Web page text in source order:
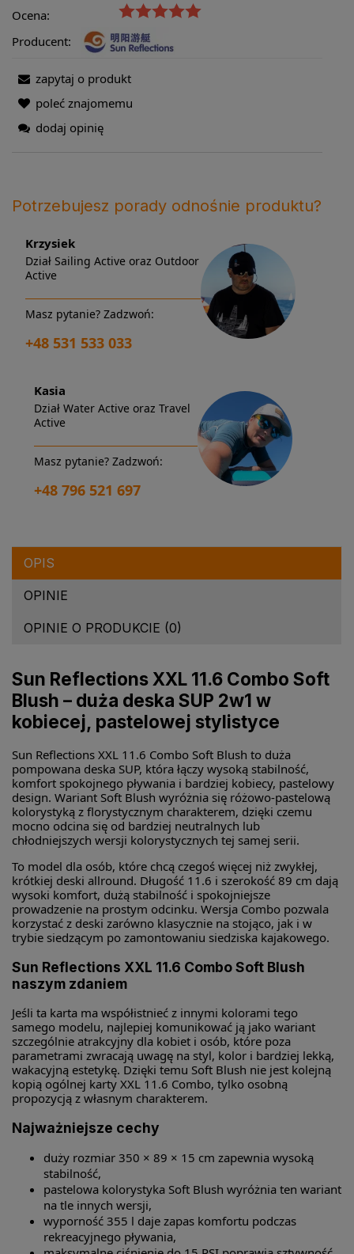
Ocena:
Producent:
zapytaj o produkt
poleć znajomemu
dodaj opinię
Potrzebujesz porady odnośnie produktu?
Krzysiek
Dział Sailing Active oraz Outdoor
Active
Masz pytanie? Zadzwoń:
+48 531 533 033
Kasia
Dział Water Active oraz Travel
Active
Masz pytanie? Zadzwoń:
+48 796 521 697
OPIS
OPINIE
OPINIE O PRODUKCIE (0)
Sun Reflections XXL 11.6 Combo Soft
Blush – duża deska SUP 2w1 w
kobiecej, pastelowej stylistyce
Sun Reflections XXL 11.6 Combo Soft Blush to duża
pompowana deska SUP, która łączy wysoką stabilność,
komfort spokojnego pływania i bardziej kobiecy, pastelowy
design. Wariant Soft Blush wyróżnia się różowo-pastelową
kolorystyką z florystycznym charakterem, dzięki czemu
mocno odcina się od bardziej neutralnych lub
chłodniejszych wersji kolorystycznych tej samej serii.
To model dla osób, które chcą czegoś więcej niż zwykłej,
krótkiej deski allround. Długość 11.6 i szerokość 89 cm dają
wysoki komfort, dużą stabilność i spokojniejsze
prowadzenie na prostym odcinku. Wersja Combo pozwala
korzystać z deski zarówno klasycznie na stojąco, jak i w
trybie siedzącym po zamontowaniu siedziska kajakowego.
Sun Reflections XXL 11.6 Combo Soft Blush
naszym zdaniem
Jeśli ta karta ma współistnieć z innymi kolorami tego
samego modelu, najlepiej komunikować ją jako wariant
szczególnie atrakcyjny dla kobiet i osób, które poza
parametrami zwracają uwagę na styl, kolor i bardziej lekką,
wakacyjną estetykę. Dzięki temu Soft Blush nie jest kolejną
kopią ogólnej karty XXL 11.6 Combo, tylko osobną
propozycją z własnym charakterem.
Najważniejsze cechy
duży rozmiar 350 × 89 × 15 cm zapewnia wysoką
stabilność,
pastelowa kolorystyka Soft Blush wyróżnia ten wariant
na tle innych wersji,
wyporność 355 l daje zapas komfortu podczas
rekreacyjnego pływania,